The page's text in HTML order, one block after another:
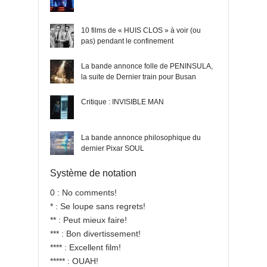
10 films de « HUIS CLOS » à voir (ou
pas) pendant le confinement
La bande annonce folle de PENINSULA,
la suite de Dernier train pour Busan
Critique : INVISIBLE MAN
La bande annonce philosophique du
dernier Pixar SOUL
Système de notation
0 : No comments!
* : Se loupe sans regrets!
** : Peut mieux faire!
*** : Bon divertissement!
**** : Excellent film!
***** : OUAH!